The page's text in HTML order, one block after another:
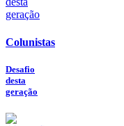
Colunistas
Desafio
desta
geração